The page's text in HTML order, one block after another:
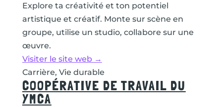
Explore ta créativité et ton potentiel
artistique et créatif. Monte sur scène en
groupe, utilise un studio, collabore sur une
œuvre.
Visiter le site web →
Carrière, Vie durable
COOPÉRATIVE DE TRAVAIL DU
YMCA